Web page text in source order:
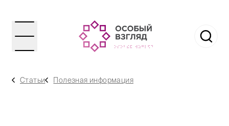
Статьи Полезная информация